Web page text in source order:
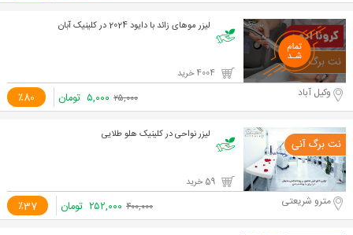
لیزر موهای زائد با دایود 2024 در کلینیک آبان
٪80 وکیل آباد ۲۵,۰۰۰ ۵,۰۰۰ تومان
لیزر نواحی در کلینیک هلو طلایی
٪37 مترو شریعتی ۴۰۰,۰۰۰ ۲۵۲,۰۰۰ تومان